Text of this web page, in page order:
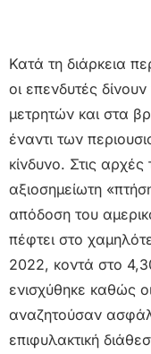
Κατά τη διάρκεια
οι επενδυτές
μετρητών και στα
έναντι των
κίνδυνο. Στις
αξιοσημείωτη
απόδοση του
πέφτει στο
2022, κοντά στο
ενισχύθηκε καθώς
αναζητούσαν
επιφυλακτική